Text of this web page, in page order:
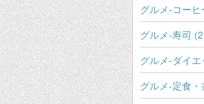
グルメ-コー
グルメ-寿司
グルメ-ダイ
グルメ-定食